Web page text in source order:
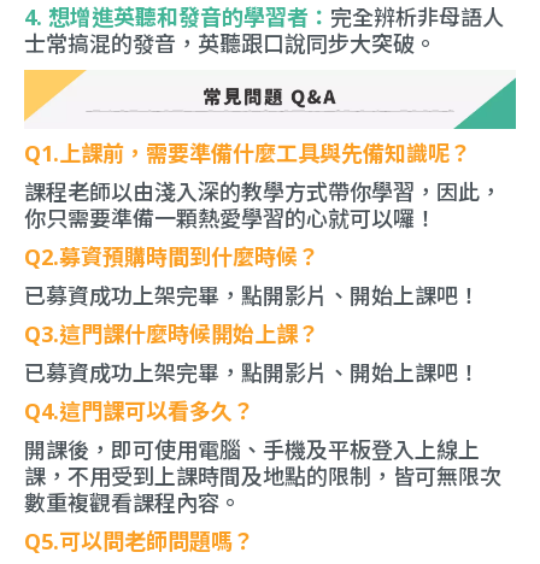
4. 想增進英聽和發音的學習者： 完全辨析非母語人
士常搞混的發音，英聽跟口說同步大突破。
Q1.上課前，需要準備什麼工具與先備知識呢？
課程老師以由淺入深的教學方式帶你學習，因此，
你只需要準備一顆熱愛學習的心就可以囉！
Q2.募資預購時間到什麼時候？
已募資成功上架完畢，點開影片、開始上課吧！
Q3.這門課什麼時候開始上課？
已募資成功上架完畢，點開影片、開始上課吧！
Q4.這門課可以看多久？
開課後，即可使用電腦、手機及平板登入上線上
課，不用受到上課時間及地點的限制，皆可無限次
數重複觀看課程內容。
Q5.可以問老師問題嗎？